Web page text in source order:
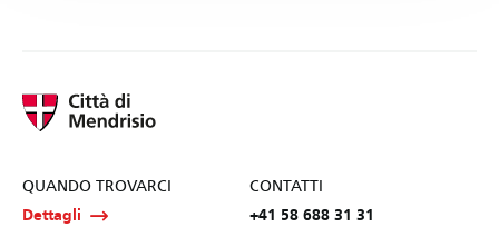
QUANDO TROVARCI
Dettagli
CONTATTI
+41 58 688 31 31